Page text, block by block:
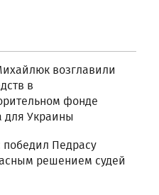
возглавили
в
фонде
для Украины
Педрасу
решением судей